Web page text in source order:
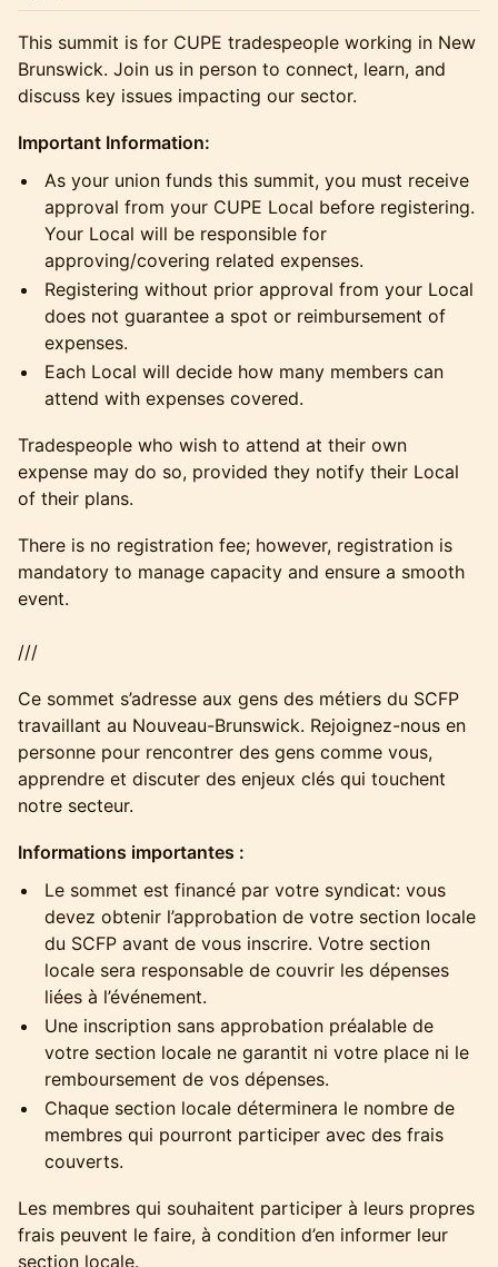
This summit is for CUPE tradespeople working in New
Brunswick. Join us in person to connect, learn, and
discuss key issues impacting our sector.
Important Information:
As your union funds this summit, you must receive
approval from your CUPE Local before registering.
Your Local will be responsible for
approving/covering related expenses.
Registering without prior approval from your Local
does not guarantee a spot or reimbursement of
expenses.
Each Local will decide how many members can
attend with expenses covered.
Tradespeople who wish to attend at their own
expense may do so, provided they notify their Local
of their plans.
There is no registration fee; however, registration is
mandatory to manage capacity and ensure a smooth
event.
///
Ce sommet s’adresse aux gens des métiers du SCFP
travaillant au Nouveau-Brunswick. Rejoignez-nous en
personne pour rencontrer des gens comme vous,
apprendre et discuter des enjeux clés qui touchent
notre secteur.
Informations importantes :
Le sommet est financé par votre syndicat: vous
devez obtenir l’approbation de votre section locale
du SCFP avant de vous inscrire. Votre section
locale sera responsable de couvrir les dépenses
liées à l’événement.
Une inscription sans approbation préalable de
votre section locale ne garantit ni votre place ni le
remboursement de vos dépenses.
Chaque section locale déterminera le nombre de
membres qui pourront participer avec des frais
couverts.
Les membres qui souhaitent participer à leurs propres
frais peuvent le faire, à condition d’en informer leur
section locale.